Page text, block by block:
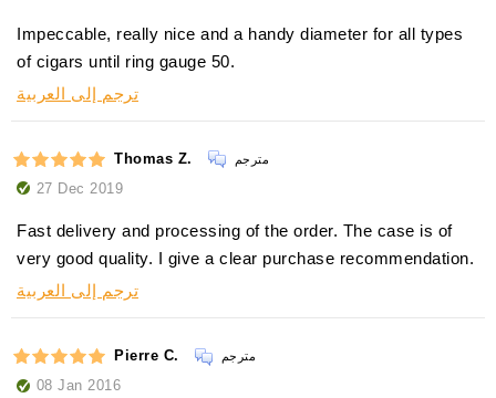
Impeccable, really nice and a handy diameter for all types
of cigars until ring gauge 50.
ترجم إلى العربية
Thomas Z. مترجم
27 Dec 2019
Fast delivery and processing of the order. The case is of
very good quality. I give a clear purchase recommendation.
ترجم إلى العربية
Pierre C. مترجم
08 Jan 2016